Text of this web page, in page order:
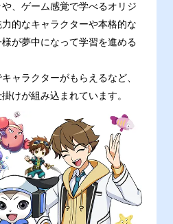
、ゲーム感覚で学べるオリジ
的なキャラクターや本格的な
が夢中になって学習を進める
ャラクターがもらえるなど、
けが組み込まれています。